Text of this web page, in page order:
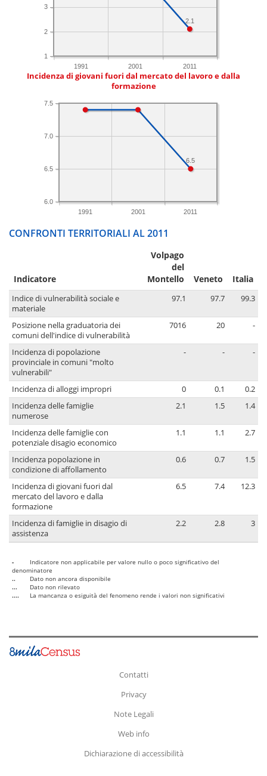
1991 2001 2011
1
2
3
2.1
Incidenza di giovani fuori dal mercato del lavoro e dalla
formazione
1991 2001 2011
6.0
6.5
7.0
7.5
6.5
CONFRONTI TERRITORIALI AL 2011
Indicatore
Volpago
del
Montello
Veneto Italia
Indice di vulnerabilità sociale e
materiale
97.1 97.7 99.3
Posizione nella graduatoria dei
comuni dell'indice di vulnerabilità
7016 20 -
Incidenza di popolazione
provinciale in comuni "molto
vulnerabili"
- - -
Incidenza di alloggi impropri 0 0.1
0.2
Incidenza delle famiglie
numerose
2.1 1.5 1.4
Incidenza delle famiglie con
potenziale disagio economico
1.1 1.1 2.7
Incidenza popolazione in
condizione di affollamento
0.6 0.7 1.5
Incidenza di giovani fuori dal
mercato del lavoro e dalla
formazione
6.5 7.4 12.3
Incidenza di famiglie in disagio di
assistenza
2.2 2.8 3
-
Indicatore non applicabile per valore nullo o poco significativo del
denominatore
..
Dato non ancora disponibile
...
Dato non rilevato
....
La mancanza o esiguità del fenomeno rende i valori non significativi
Contatti
Privacy
Note Legali
Web info
Dichiarazione di accessibilità